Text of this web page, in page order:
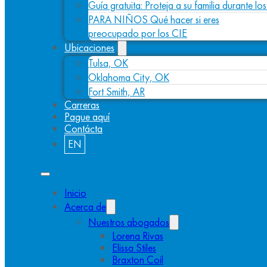
Guía gratuita: Proteja a su familia durante
PARA NIÑOS Qué hacer si eres
preocupado por los CIE
Ubicaciones
Tulsa, OK
Oklahoma City, OK
Fort Smith, AR
Carreras
Pague aquí
Contácta
EN
Inicio
Acerca de
Nuestros abogados
Lorena Rivas
Elissa Stiles
Braxton Coil